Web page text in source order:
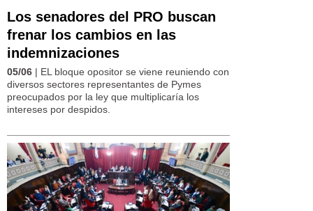
Los senadores del PRO buscan
frenar los cambios en las
indemnizaciones
05/06 | EL bloque opositor se viene reuniendo con
diversos sectores representantes de Pymes
preocupados por la ley que multiplicaría los
intereses por despidos.